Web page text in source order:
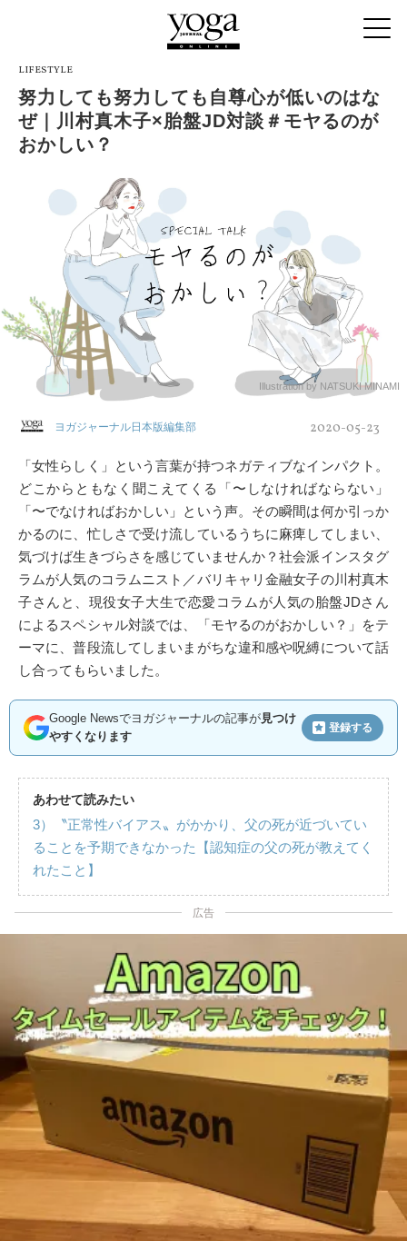
LIFESTYLE
努力しても努力しても自尊心が低いのはな
ぜ｜川村真木子×胎盤JD対談＃モヤるのが
おかしい？
Illustration by NATSUKI MINAMI
ヨガジャーナル日本版編集部 2020-05-23
「女性らしく」という言葉が持つネガティブなインパクト。
どこからともなく聞こえてくる「〜しなければならない」
「〜でなければおかしい」という声。その瞬間は何か引っか
かるのに、忙しさで受け流しているうちに麻痺してしまい、
気づけば生きづらさを感じていませんか？社会派インスタグ
ラムが人気のコラムニスト／バリキャリ金融女子の川村真木
子さんと、現役女子大生で恋愛コラムが人気の胎盤JDさん
によるスペシャル対談では、「モヤるのがおかしい？」をテ
ーマに、普段流してしまいまがちな違和感や呪縛について話
し合ってもらいました。
Google Newsでヨガジャーナルの記事が見つけ
やすくなります
登録する
あわせて読みたい
3）〝正常性バイアス〟がかかり、父の死が近づいてい
ることを予期できなかった【認知症の父の死が教えてく
れたこと】
広告